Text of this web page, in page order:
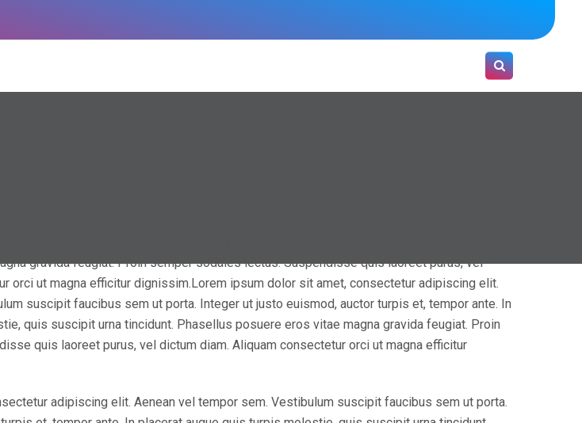
gravida feugiat. Proin semper sodales lectus. Suspendisse quis laoreet purus, vel
orci ut magna efficitur dignissim.Lorem ipsum dolor sit amet, consectetur adipiscing elit.
suscipit faucibus sem ut porta. Integer ut justo euismod, auctor turpis et, tempor ante. In
quis suscipit urna tincidunt. Phasellus posuere eros vitae magna gravida feugiat. Proin
quis laoreet purus, vel dictum diam. Aliquam consectetur orci ut magna efficitur
adipiscing elit. Aenean vel tempor sem. Vestibulum suscipit faucibus sem ut porta.